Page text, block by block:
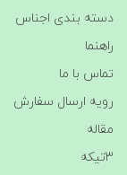
دسته بندی اجناس
راهنما
تماس با ما
رویه ارسال سفارش
مقاله
3تیکه